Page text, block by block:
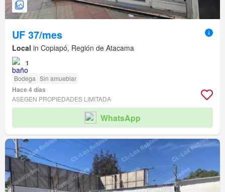
UF 37/mes
Local in Copiapó, Región de Atacama
1
Bodega Sin amueblar
Hace 4 días
ASEGEN PROPIEDADES LIMITADA
WhatsApp